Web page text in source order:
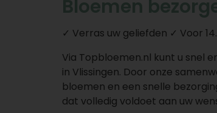
Bloemen
✓ Verras uw geliefden ✓ Voor
Via Topbloemen.nl kunt u snel
in Vlissingen. Door onze
bloemen en een snelle
dat volledig voldoet aan uw